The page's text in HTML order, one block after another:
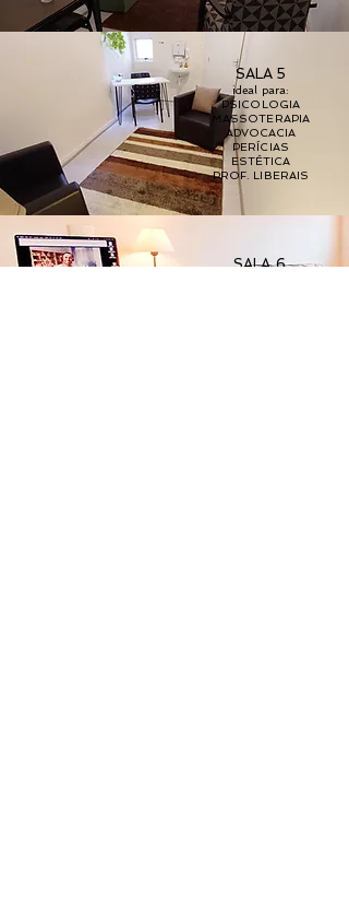
SALA 5
ideal para:​
PSICOLOGIA
MASSOTERAPIA
ADVOCACIA
PERÍCIAS
ESTÉTICA
PROF. LIBERAIS
SALA 6